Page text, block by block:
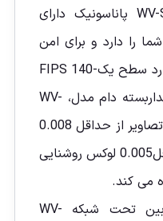
دوربین تحت شبکه WV-S2211L پاناسونیک دارای
را دارد و برای امن
نگه داشتن ویدیو ها از استاندارد سطح یکFIPS 140-
2 استفاده می کند. دوربین مداربسته دام مدل، WV-
S2211Lبرای دریافت و ذخیره تصاویر از حداقل 0.008
لوکس در حالت رنگی و از حداقل0.005 لوکس روشنایی
می کند.
همچنین زاویه دید در دوربین تحت شبکه WV-